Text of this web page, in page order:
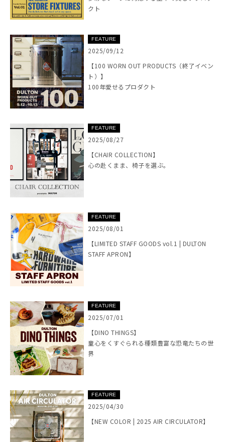
クト
FEATURE
2025/09/12
【100 WORN OUT PRODUCTS（終了イベン
ト）】
100年愛せるプロダクト
FEATURE
2025/08/27
【CHAIR COLLECTION】
心の赴くまま、椅子を選ぶ。
FEATURE
2025/08/01
【LIMITED STAFF GOODS vol.1 | DULTON
STAFF APRON】
FEATURE
2025/07/01
【DINO THINGS】
童心をくすぐられる種類豊富な恐竜たちの世
界
FEATURE
2025/04/30
【NEW COLOR | 2025 AIR CIRCULATOR】